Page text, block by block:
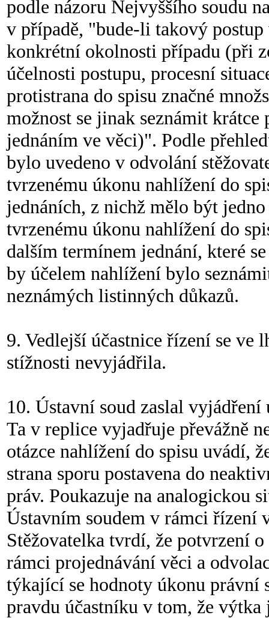
podle názoru Nejvyššího soudu
v případě, "bude-li takový
konkrétní okolnosti případu (při
účelnosti postupu, procesní
protistrana do spisu značné
možnost se jinak seznámit
jednáním ve věci)". Podle
bylo uvedeno v odvolání
tvrzenému úkonu nahlížení do
jednáních, z nichž mělo být
tvrzenému úkonu nahlížení do
dalším termínem jednání, které
by účelem nahlížení bylo
neznámých listinných důkazů.
9. Vedlejší účastnice řízení se ve
stížnosti nevyjádřila.
10. Ústavní soud zaslal
Ta v replice vyjadřuje převážně
otázce nahlížení do spisu uvádí,
strana sporu postavena do
práv. Poukazuje na analogickou
Ústavním soudem v rámci řízení
Stěžovatelka tvrdí, že potvrzení
rámci projednávání věci a
týkající se hodnoty úkonu právní
pravdu účastníku v tom, že